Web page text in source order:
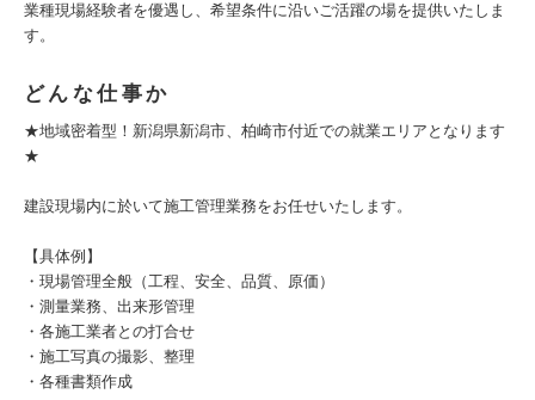
業種現場経験者を優遇し、希望条件に沿いご活躍の場を提供いたしま
す。
どんな仕事か
★地域密着型！新潟県新潟市、柏崎市付近での就業エリアとなります
★
建設現場内に於いて施工管理業務をお任せいたします。
【具体例】
・現場管理全般（工程、安全、品質、原価）
・測量業務、出来形管理
・各施工業者との打合せ
・施工写真の撮影、整理
・各種書類作成